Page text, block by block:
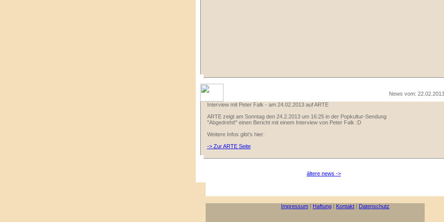
News vom: 22.02.2013
Interview mit Peter Falk - am 24.02.2013 auf ARTE
ARTE zeigt am Sonntag den 24.2.2013 um 16:25 in der Popkultur-Sendung
"Abgedreht!" einen Bericht mit einem Interview von Peter Falk :D
Weitere Infos gibt's hier:
-> Zur ARTE Seite
ältere news ->
Impressum | Haftung | Kontakt | Datenschutz